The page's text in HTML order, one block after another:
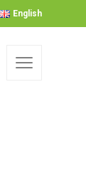
English